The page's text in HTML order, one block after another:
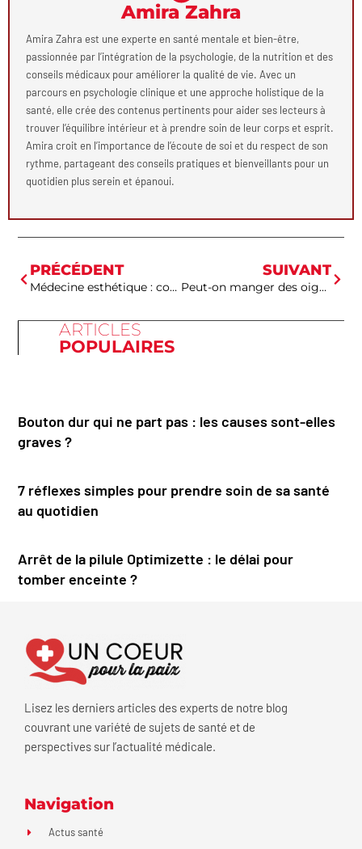
Amira Zahra
Amira Zahra est une experte en santé mentale et bien-être,
passionnée par l’intégration de la psychologie, de la nutrition et des
conseils médicaux pour améliorer la qualité de vie. Avec un
parcours en psychologie clinique et une approche holistique de la
santé, elle crée des contenus pertinents pour aider ses lecteurs à
trouver l’équilibre intérieur et à prendre soin de leur corps et esprit.
Amira croit en l’importance de l’écoute de soi et du respect de son
rythme, partageant des conseils pratiques et bienveillants pour un
quotidien plus serein et épanoui.
PRÉCÉDENT
Médecine esthétique : comment bien choisir ?
SUIVANT
Peut-on manger des oignons germés : le verdict santé et anti-gaspi ?
ARTICLES
POPULAIRES
Bouton dur qui ne part pas : les causes sont-elles
graves ?
7 réflexes simples pour prendre soin de sa santé
au quotidien
Arrêt de la pilule Optimizette : le délai pour
tomber enceinte ?
Lisez les derniers articles des experts de notre blog
couvrant une variété de sujets de santé et de
perspectives sur l’actualité médicale.
Navigation
Actus santé